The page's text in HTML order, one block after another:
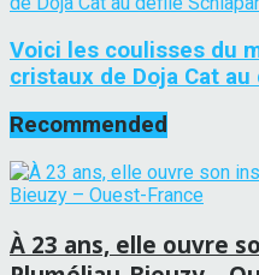
Voici les coulisses du
cristaux de Doja Cat
Recommended
À 23 ans, elle ouvre